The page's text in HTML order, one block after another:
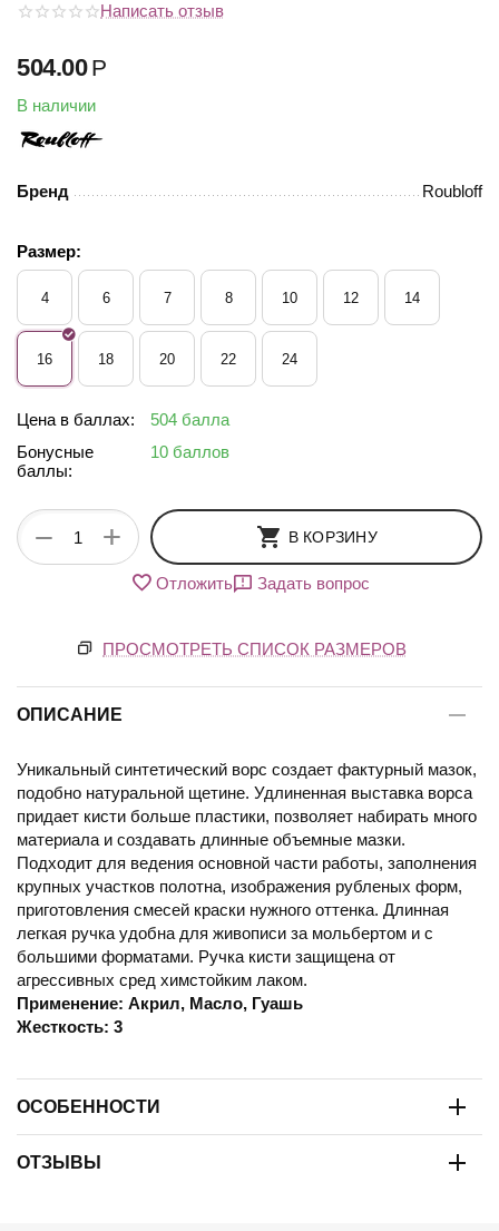
Написать отзыв
504.00 Р
В наличии
Бренд Roubloff
Размер:
4 6 7 8 10 12 14
16 18 20 22 24
Цена в баллах:
504 балла
Бонусные
баллы:
10 баллов
+
− В КОРЗИНУ
Отложить Задать вопрос
ПРОСМОТРЕТЬ СПИСОК РАЗМЕРОВ
ОПИСАНИЕ
Уникальный синтетический ворс создает фактурный мазок,
подобно натуральной щетине. Удлиненная выставка ворса
придает кисти больше пластики, позволяет набирать много
материала и создавать длинные объемные мазки.
Подходит для ведения основной части работы, заполнения
крупных участков полотна, изображения рубленых форм,
приготовления смесей краски нужного оттенка. Длинная
легкая ручка удобна для живописи за мольбертом и с
большими форматами. Ручка кисти защищена от
агрессивных сред химстойким лаком.
Применение: Акрил, Масло, Гуашь
Жесткость: 3
ОСОБЕННОСТИ
ОТЗЫВЫ